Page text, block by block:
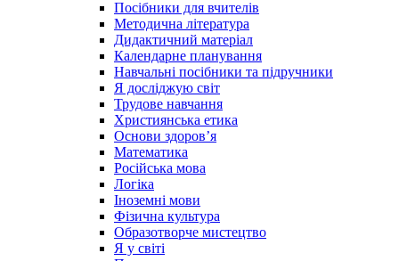
Посібники для вчителів
Методична література
Дидактичний матеріал
Календарне планування
Навчальні посібники та підручники
Я досліджую світ
Трудове навчання
Християнська етика
Основи здоров’я
Математика
Російська мова
Логіка
Іноземні мови
Фізична культура
Образотворче мистецтво
Я у світі